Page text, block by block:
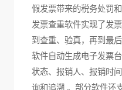
假发票带来的税务处罚和
发票查重软件实现了发
到查重、验真，再到最
软件自动生成电子发票
状态、报销人、报销时
询和追溯 。部分软件还